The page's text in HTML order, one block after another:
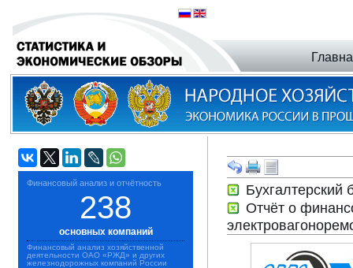
Финансовый анализ и отчётность
238
основных компаний
Финансовый анализ хозяйственной
деятельности ОАО «РЖД» и других
железнодорожных компаний России
Бухгалтерский
Отчёт о